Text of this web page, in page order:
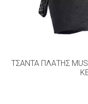
ΤΣΆΝΤΑ ΠΛΆΤΗΣ